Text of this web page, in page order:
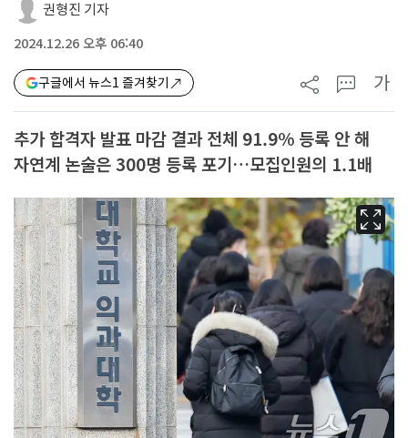
권형진 기자
2024.12.26 오후 06:40
구글에서 뉴스1 즐겨찾기 가
추가 합격자 발표 마감 결과 전체 91.9% 등록 안 해
자연계 논술은 300명 등록 포기…모집인원의 1.1배